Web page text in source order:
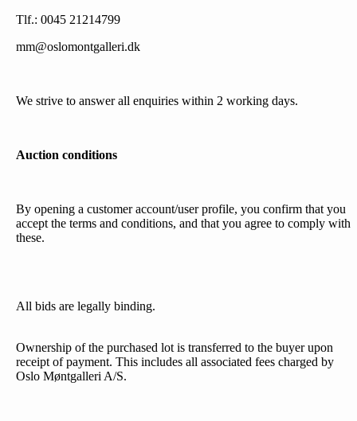
Tlf.: 0045 21214799
mm@oslomontgalleri.dk
We strive to answer all enquiries within 2 working days.
Auction conditions
By opening a customer account/user profile, you confirm that you
accept the terms and conditions, and that you agree to comply with
these.
All bids are legally binding.
Ownership of the purchased lot is transferred to the buyer upon
receipt of payment. This includes all associated fees charged by
Oslo Møntgalleri A/S.